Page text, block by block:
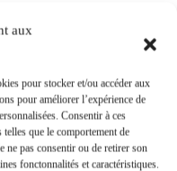
aux
pour stocker et/ou accéder aux
pour améliorer l’expérience de
Consentir à ces
que le comportement de
ne pas consentir ou de retirer son
fonctonnalités et caractéristiques.
couché, les